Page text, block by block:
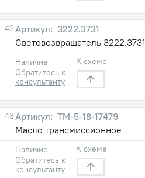
42
3222.3731
Световозвращатель 3222.3731
Наличие
Обратитесь к
консультанту
К схеме
43
ТМ-5-18-17479
Масло трансмиссионное
Наличие
Обратитесь к
консультанту
К схеме